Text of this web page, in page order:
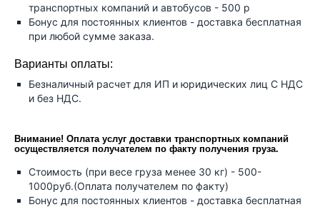
транспортных компаний и автобусов - 500 р
Бонус для постоянных клиентов - доставка бесплатная
при любой сумме заказа.
Варианты оплаты:
Безналичный расчет для ИП и юридических лиц С НДС
и без НДС.
Внимание! Оплата услуг доставки транспортных компаний
осуществляется получателем по факту получения груза.
Стоимость (при весе груза менее 30 кг) - 500-
1000руб.(Оплата получателем по факту)
Бонус для постоянных клиентов - доставка бесплатная